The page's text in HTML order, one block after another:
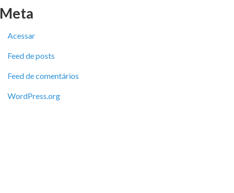
Meta
Acessar
Feed de posts
Feed de comentários
WordPress.org